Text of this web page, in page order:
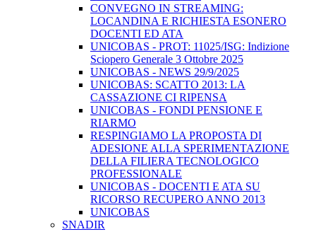
CONVEGNO IN STREAMING:
LOCANDINA E RICHIESTA ESONERO
DOCENTI ED ATA
UNICOBAS - PROT: 11025/ISG: Indizione
Sciopero Generale 3 Ottobre 2025
UNICOBAS - NEWS 29/9/2025
UNICOBAS: SCATTO 2013: LA
CASSAZIONE CI RIPENSA
UNICOBAS - FONDI PENSIONE E
RIARMO
RESPINGIAMO LA PROPOSTA DI
ADESIONE ALLA SPERIMENTAZIONE
DELLA FILIERA TECNOLOGICO
PROFESSIONALE
UNICOBAS - DOCENTI E ATA SU
RICORSO RECUPERO ANNO 2013
UNICOBAS
SNADIR